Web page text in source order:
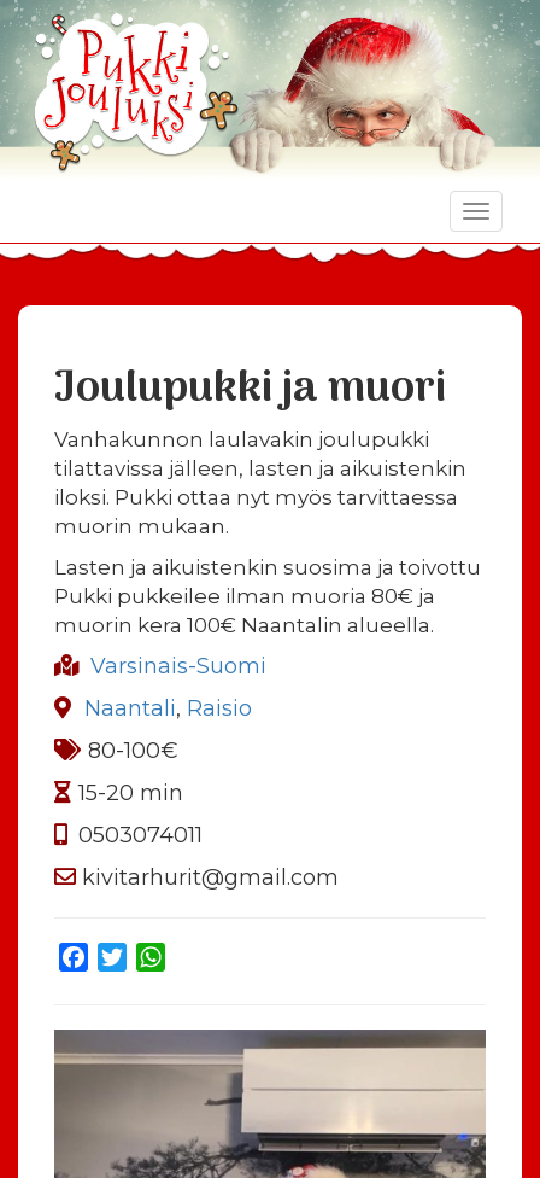
Toggle
Joulupukki ja muori
Vanhakunnon laulavakin joulupukki
tilattavissa jälleen, lasten ja aikuistenkin
iloksi. Pukki ottaa nyt myös tarvittaessa
muorin mukaan.
Lasten ja aikuistenkin suosima ja toivottu
Pukki pukkeilee ilman muoria 80€ ja
muorin kera 100€ Naantalin alueella.
Varsinais-Suomi
Naantali, Raisio
80-100€
15-20 min
0503074011
kivitarhurit@gmail.com
Facebook
Twitter